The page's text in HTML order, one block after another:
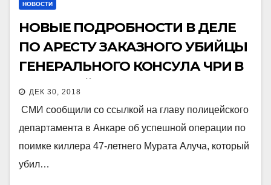
НОВОСТИ
НОВЫЕ ПОДРОБНОСТИ В ДЕЛЕ
ПО АРЕСТУ ЗАКАЗНОГО УБИЙЦЫ
ГЕНЕРАЛЬНОГО КОНСУЛА ЧРИ В
ТУРЕЦКОЙ РЕСПУБЛИКЕ МЕДЕТА
ОНЛУ.
ДЕК 30, 2018
СМИ сообщили со ссылкой на главу полицейского
департамента в Анкаре об успешной операции по
поимке киллера 47-летнего Мурата Алуча, который
убил…